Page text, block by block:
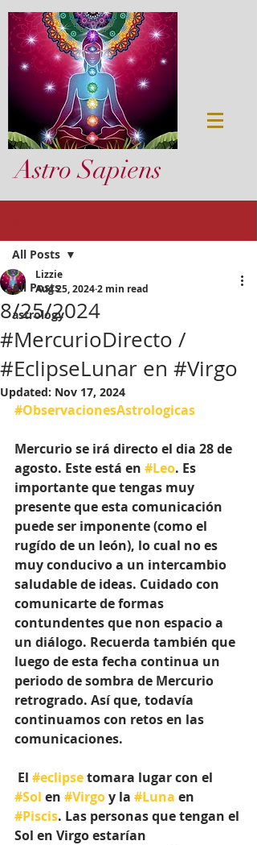
Astro Sapiens
All Posts
astrology
All Posts
8/25/2024
#MercurioDirecto /
#EclipseLunar en #Virgo
Lizzie
Aug 25, 20242 min read
Updated: Nov 17, 2024
#ObservacionesAstrologicas
Mercurio se irá directo el dia 28 de
agosto. Este está en #Leo. Es
importante que tengas muy
presente que esta comunicación
puede ser imponente (como el
rugído de un león), lo cual no es
muy conducivo a un intercambio
saludable de ideas. Cuidado con
comunicarte de formas
contundentes que non espacio a
un diálogo. Recuerda también que
luego de esta fecha continua un
periodo de sombra de Mercurio
retrogrado. Así que, todavía
continuamos con retos en las
comunicaciones.
El #eclipse tomara lugar con el
#Sol en #Virgo y la #Luna en
#Piscis. Las personas que tengan el
Sol en Virgo estarían